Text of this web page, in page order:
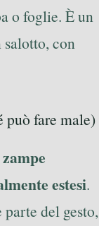
o foglie. È un
con
fare male)
zampe
estesi.
del gesto,